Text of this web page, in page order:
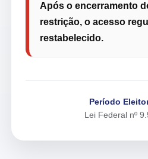
Após o encerramento
restrição, o acesso
restabelecido.
Período
Lei Federal nº